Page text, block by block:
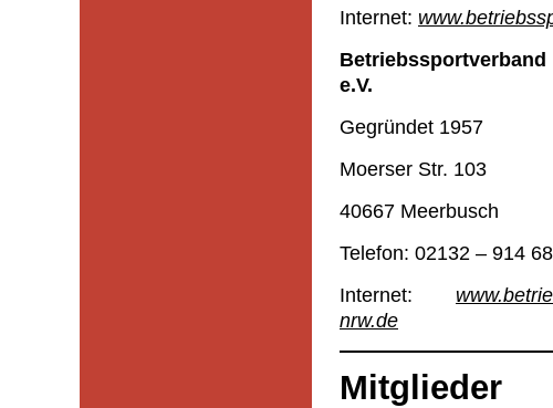
Internet:
e.V.
Gegründet 1957
Moerser Str. 103
40667 Meerbusch
Telefon: 02132 – 914
Internet:
nrw.de
Mitglieder